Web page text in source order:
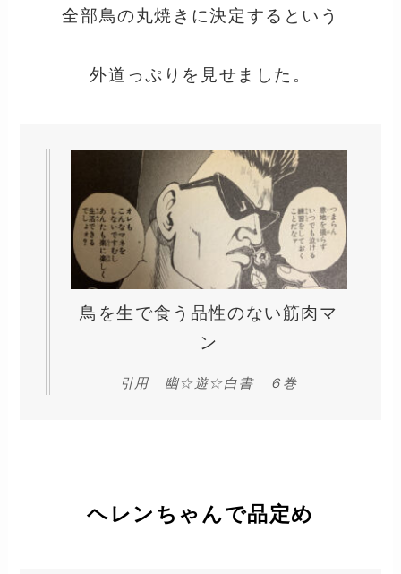
全部鳥の丸焼きに決定するという
外道っぷりを見せました。
鳥を生で食う品性のない筋肉マ
ン
引用 幽☆遊☆白書 ６巻
ヘレンちゃんで品定め